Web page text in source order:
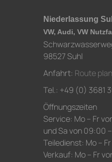
Niederlassung
VW, Audi, VW
98527 Suhl
Anfahrt: Route
Tel.: +49 (0) 3681
Öffnungszeiten
Service: Mo – Fr
und Sa von 09:00
Teiledienst: Mo –
Verkauf: Mo – Fr